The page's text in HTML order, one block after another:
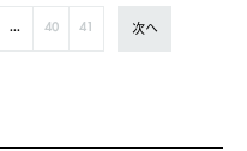
... 40 41 次へ